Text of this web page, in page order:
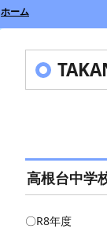
ホーム
高根台中学
〇R8年度